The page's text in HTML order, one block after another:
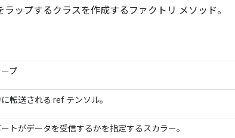
ップするクラスを作成するファクトリ メソッド。
プ
転送される ref テンソル。
トがデータを受信するかを指定するスカラー。